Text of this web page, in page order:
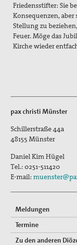
Suche
Friedensstifter: Sie
Konsequenzen,
Stellung zu
Feuer. Möge das
Kirche wieder
pax christi Münster
Schillerstraße 44a
48155 Münster
Daniel Kim Hügel
Tel.:0251-511420
E-mail:
Meldungen
Termine
Zu den anderen